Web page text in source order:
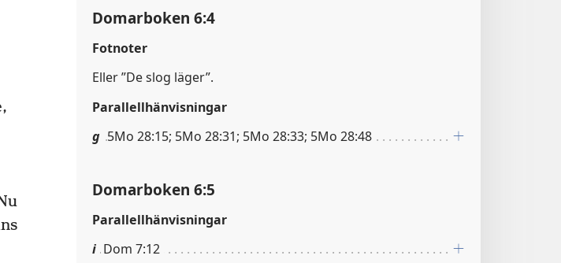
Domarboken 6:4
Fotnoter
Eller ”De slog läger”.
Parallellhänvisningar
g 5Mo 28:15; 5Mo 28:31; 5Mo 28:33; 5Mo 28:48
Domarboken 6:5
Parallellhänvisningar
i Dom 7:12